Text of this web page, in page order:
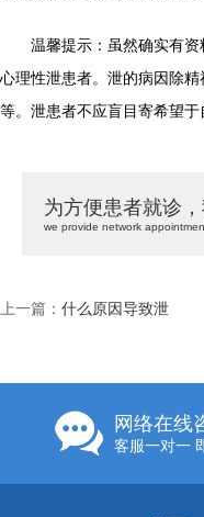
温馨提示：虽然确实有资
心理性泄患者。泄的病因除
等。泄患者不应盲目寄希望
为方便患者就诊
we provide network
上一篇： 什么原因导致泄
网络在线
客服一对一